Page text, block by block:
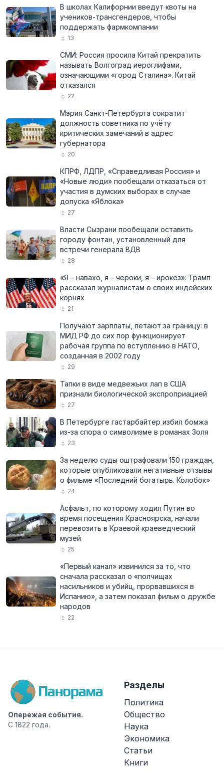
В школах Калифорнии введут квоты на
учеников-трансгендеров, чтобы
поддержать фармкомпании
13
СМИ: Россия просила Китай прекратить
называть Волгоград иероглифами,
означающими «город Сталина». Китай
отказался
22
Мэрия Санкт-Петербурга сократит
должность советника по учёту
критических замечаний в адрес
губернатора
20
КПРФ, ЛДПР, «Справедливая Россия» и
«Новые люди» пообещали отказаться от
участия в думских выборах в случае
допуска «Яблока»
27
Власти Сызрани пообещали оставить
городу фонтан, установленный для
встречи генерала ВДВ
28
«Я – навахо, я – чероки, я – ирокез»: Трамп
рассказал журналистам о своих индейских
корнях
21
Получают зарплаты, летают за границу: в
МИД РФ до сих пор функционирует
рабочая группа по вступлению в НАТО,
созданная в 2002 году
29
Тапки в виде медвежьих лап в США
признали биологической экспроприацией
27
В Петербурге гастарбайтер избил бомжа
из-за спора о символизме в романах Золя
23
За неделю суды оштрафовали 150 граждан,
которые опубликовали негативные отзывы
о фильме «Последний богатырь. Колобок»
24
Асфальт, по которому ходил Путин во
время посещения Красноярска, начали
перевозить в Краевой краеведческий
музей
25
«Первый канал» извинился за то, что
сначала рассказал о «полчищах
насильников и убийц, прорвавшихся в
Испанию», а затем показал фильм о дружбе
народов
22
Опережая события.
С 1822 года.
Разделы
Политика
Общество
Наука
Экономика
Статьи
Книги